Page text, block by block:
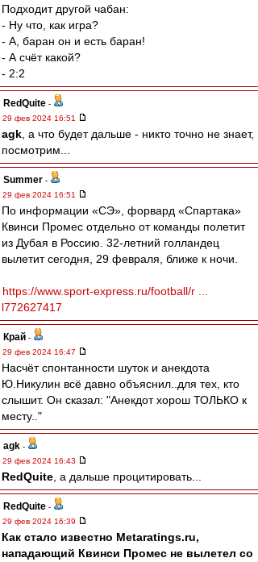
Подходит другой чабан:
- Ну что, как игра?
- А, баран он и есть баран!
- А счёт какой?
- 2:2
RedQuite -
29 фев 2024 16:51
agk , а что будет дальше - никто точно не знает,
посмотрим...
Summer -
29 фев 2024 16:51
По информации «СЭ», форвард «Спартака»
Квинси Промес отдельно от команды полетит
из Дубая в Россию. 32-летний голландец
вылетит сегодня, 29 февраля, ближе к ночи.
https://www.sport-express.ru/football/r ...
l772627417
Край -
29 фев 2024 16:47
Насчёт спонтанности шуток и анекдота
Ю.Никулин всё давно объяснил..для тех, кто
слышит. Он сказал: "Анекдот хорош ТОЛЬКО к
месту.."
agk -
29 фев 2024 16:43
RedQuite , а дальше процитировать...
RedQuite -
29 фев 2024 16:39
Как стало известно Metaratings.ru,
нападающий Квинси Промес не вылетел со